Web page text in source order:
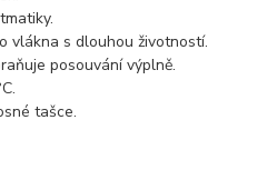
vlákna s dlouhou životností.
posouvání výplně.
tašce.